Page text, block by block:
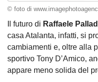
© foto di
Il futuro di Raffaele
casa Atalanta, infatti, si
cambiamenti e, oltre alla
sportivo Tony D’Amico,
appare meno solida del